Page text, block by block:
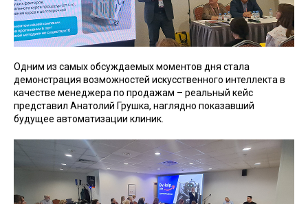
Одним из самых обсуждаемых моментов дня стала
демонстрация возможностей искусственного интеллекта в
качестве менеджера по продажам – реальный кейс
представил Анатолий Грушка, наглядно показавший
будущее автоматизации клиник.